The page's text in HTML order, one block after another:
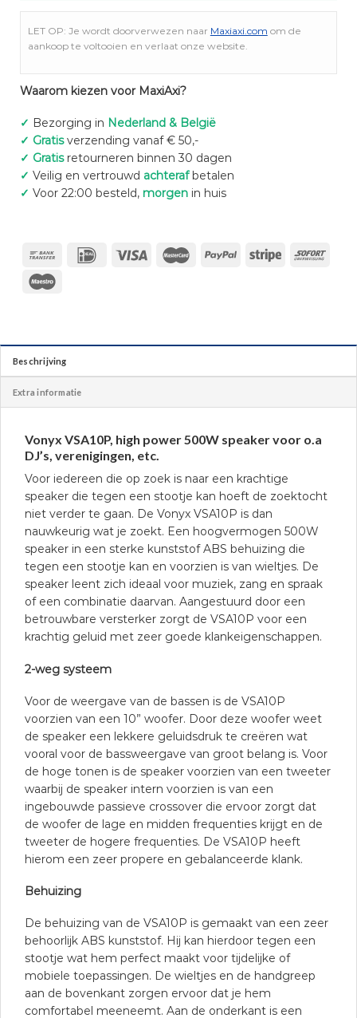
LET OP: Je wordt doorverwezen naar Maxiaxi.com om de
aankoop te voltooien en verlaat onze website.
Waarom kiezen voor MaxiAxi?
✓ Bezorging in Nederland & België
✓ Gratisverzending vanaf € 50,-
✓ Gratisretourneren binnen 30 dagen
✓ Veilig en vertrouwd achterafbetalen
✓ Voor 22:00 besteld, morgenin huis
Beschrijving
Extra informatie
Vonyx VSA10P, high power 500W speaker voor o.a
DJ’s, verenigingen, etc.
Voor iedereen die op zoek is naar een krachtige
speaker die tegen een stootje kan hoeft de zoektocht
niet verder te gaan. De Vonyx VSA10P is dan
nauwkeurig wat je zoekt. Een hoogvermogen 500W
speaker in een sterke kunststof ABS behuizing die
tegen een stootje kan en voorzien is van wieltjes. De
speaker leent zich ideaal voor muziek, zang en spraak
of een combinatie daarvan. Aangestuurd door een
betrouwbare versterker zorgt de VSA10P voor een
krachtig geluid met zeer goede klankeigenschappen.
2-weg systeem
Voor de weergave van de bassen is de VSA10P
voorzien van een 10” woofer. Door deze woofer weet
de speaker een lekkere geluidsdruk te creëren wat
vooral voor de bassweergave van groot belang is. Voor
de hoge tonen is de speaker voorzien van een tweeter
waarbij de speaker intern voorzien is van een
ingebouwde passieve crossover die ervoor zorgt dat
de woofer de lage en midden frequenties krijgt en de
tweeter de hogere frequenties. De VSA10P heeft
hierom een zeer propere en gebalanceerde klank.
Behuizing
De behuizing van de VSA10P is gemaakt van een zeer
behoorlijk ABS kunststof. Hij kan hierdoor tegen een
stootje wat hem perfect maakt voor tijdelijke of
mobiele toepassingen. De wieltjes en de handgreep
aan de bovenkant zorgen ervoor dat je hem
comfortabel meeneemt. Aan de onderkant is een